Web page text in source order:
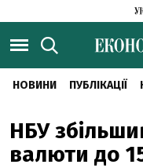
НОВИНИ ПУБЛІКАЦІЇ
НБУ
валюти до